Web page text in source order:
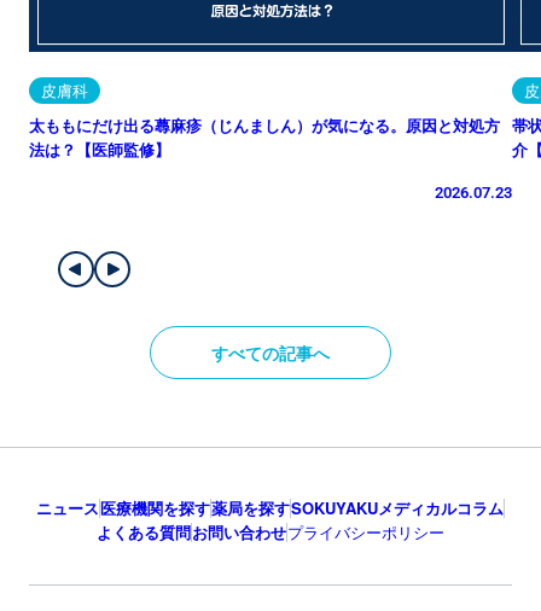
皮膚科
太ももにだけ出る蕁麻疹（じんましん）が気になる。原因と対処方
法は？【医師監修】
2026.07.23
帯
介
すべての記事へ
ニュース医療機関を探す薬局を探すSOKUYAKUメディカルコラム
よくある質問お問い合わせプライバシーポリシー